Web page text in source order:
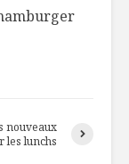
nouveaux
les lunchs